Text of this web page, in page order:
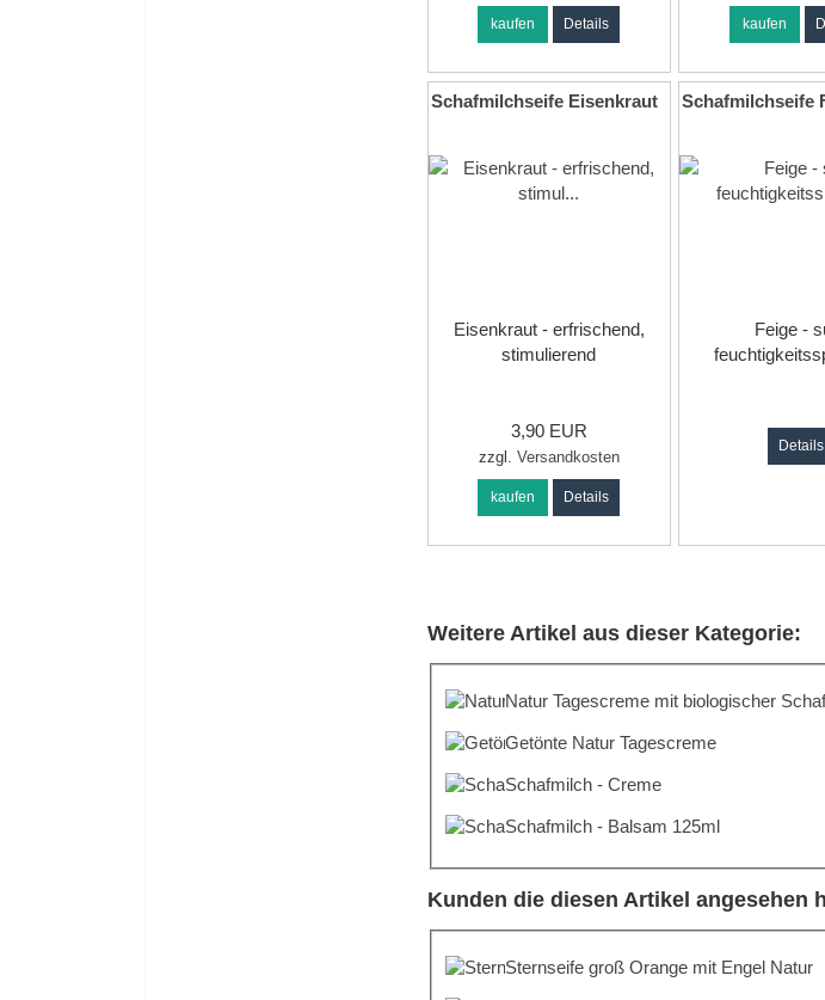
kaufen Details kaufen
Schafmilchseife Eisenkraut
Eisenkraut - erfrischend,
stimulierend
3,90 EUR
zzgl. Versandkosten
kaufen Details
Schafmilchseife
Feige -
Details
Weitere Artikel aus dieser Kategorie:
Natur Tagescreme mit biologischer
Getönte Natur Tagescreme
Schafmilch - Creme
Schafmilch - Balsam 125ml
Kunden die diesen Artikel angesehen
Sternseife groß Orange mit Engel Natur